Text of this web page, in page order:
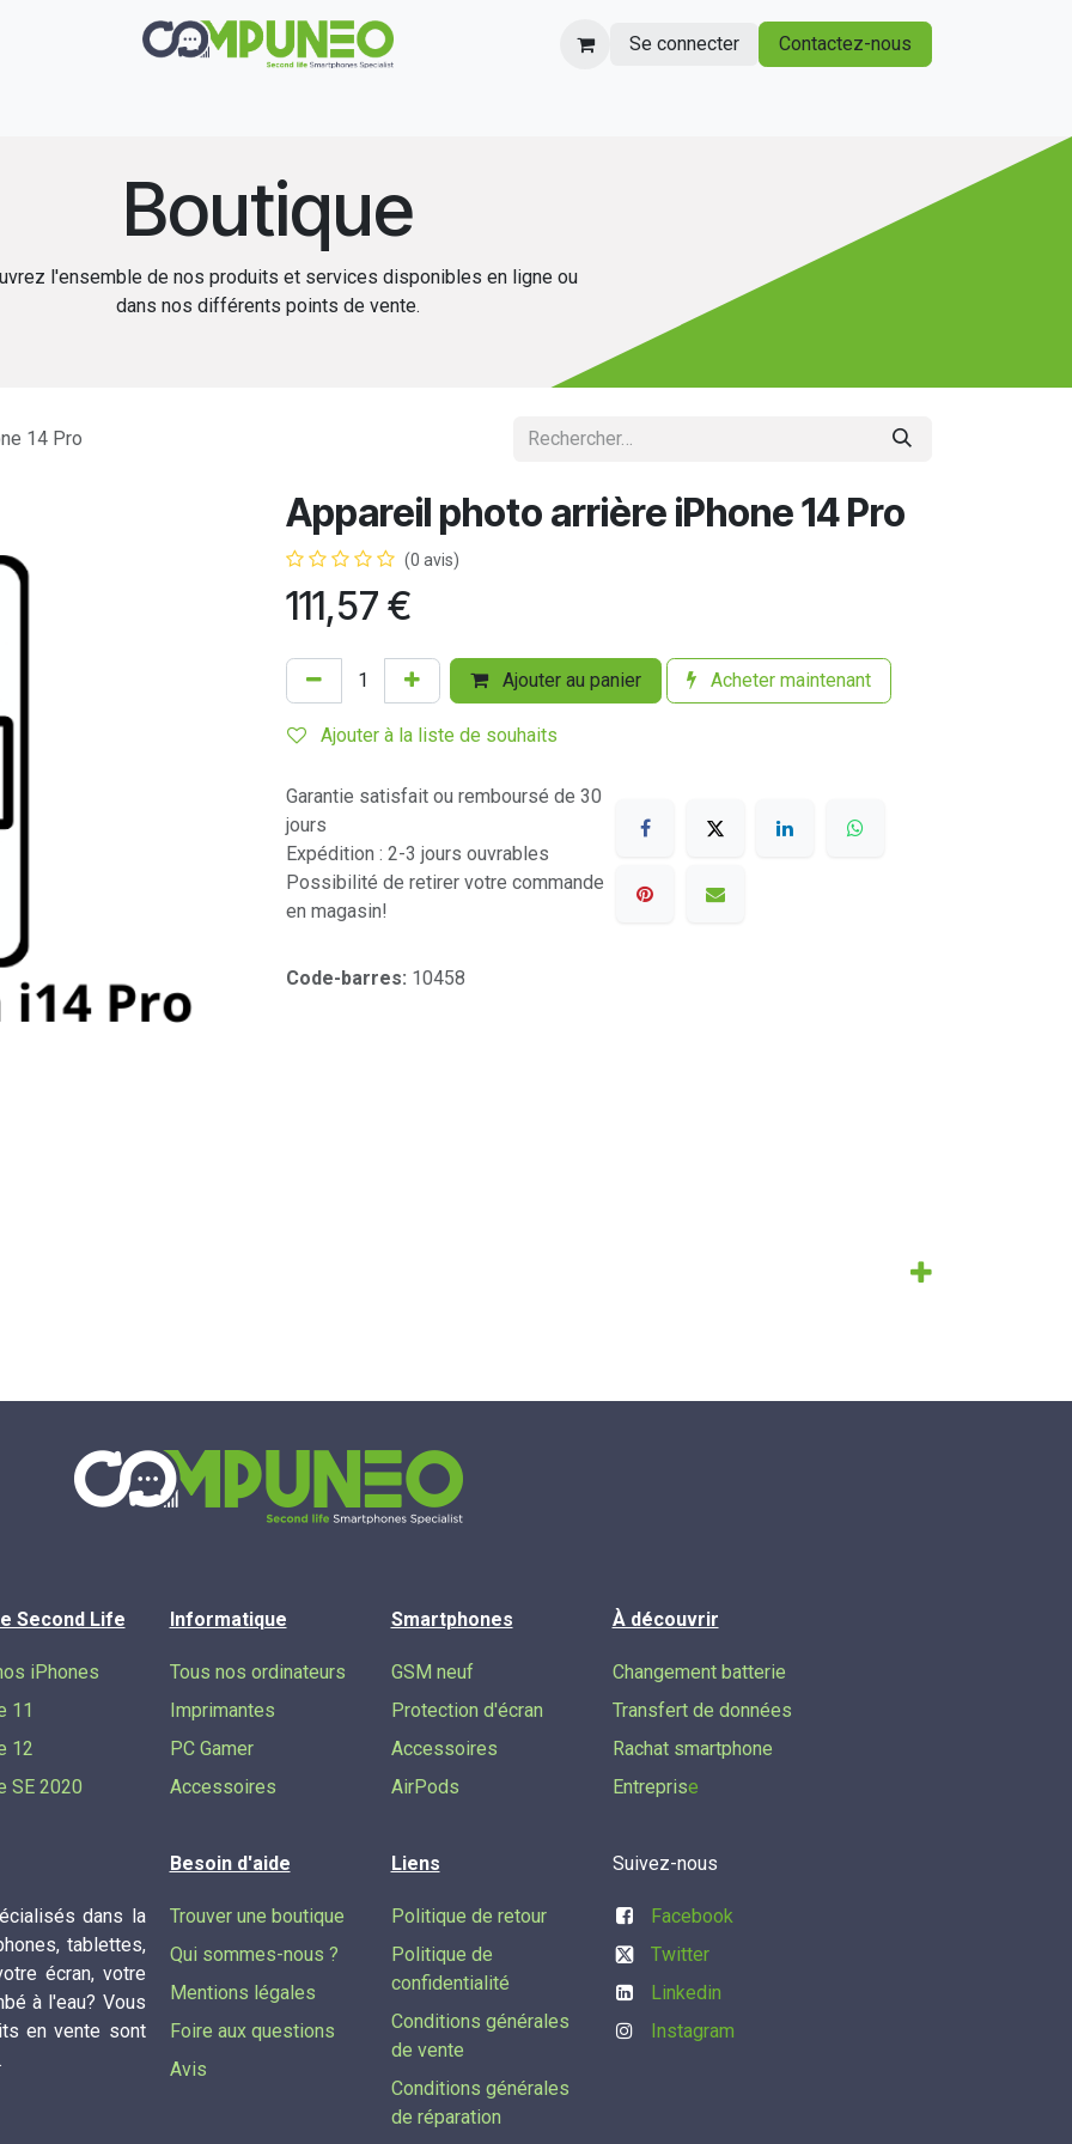
Se connecter Contactez-nous
Boutique
l'ensemble de nos produits et services disponibles en ligne ou
dans nos différents points de vente.
14 Pro
Appareil photo arrière iPhone 14 Pro
(0 avis)
111,57 €
Ajouter au panier Acheter maintenant
Ajouter à la liste de souhaits
Garantie satisfait ou remboursé de 30
jours
Expédition : 2-3 jours ouvrables
Possibilité de retirer votre commande
en magasin!
Code-barres: 10458
dans la
tablettes,
écran, votre
à l'eau? Vous
en vente sont
Informatique
Tous nos ordinateurs
Imprimantes
PC Gamer
Accessoires
Smartphones
GSM neuf
Protection d'écran
Accessoires
AirPods
À découvrir
Changement batterie
Transfert de données​
Rachat smartphone
Entreprise
Second Life
iPhones
11
12
SE 2020
Besoin d'aide
Trouver une boutique
Qui sommes-nous ?
Mentions légales
Foire aux questions
Avis
Liens
Politique de retour
Politique de
confidentialité
Conditions générales
de vente
Conditions générales
de réparation
Suivez-nous
Facebook
Twitter
Linkedin
Instagram